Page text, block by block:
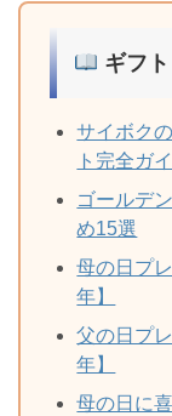
ギフ
サイボク
ト完全ガ
ゴールデ
め15選
母の日プ
年】
父の日プ
年】
母の日に